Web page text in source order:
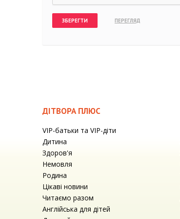
ДІТВОРА ПЛЮС
VIP-батьки та VIP-діти
Дитина
Здоров'я
Немовля
Родина
Цікаві новини
Читаємо разом
Англійська для дітей